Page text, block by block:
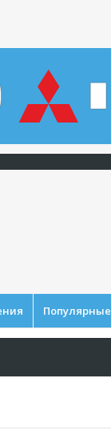
Популярные